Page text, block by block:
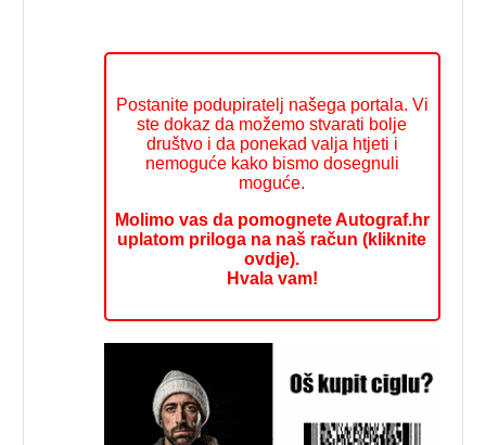
Postanite podupiratelj našega portala. Vi
ste dokaz da možemo stvarati bolje
društvo i da ponekad valja htjeti i
nemoguće kako bismo dosegnuli
moguće.
Molimo vas da pomognete Autograf.hr
uplatom priloga na naš račun (kliknite
ovdje).
Hvala vam!